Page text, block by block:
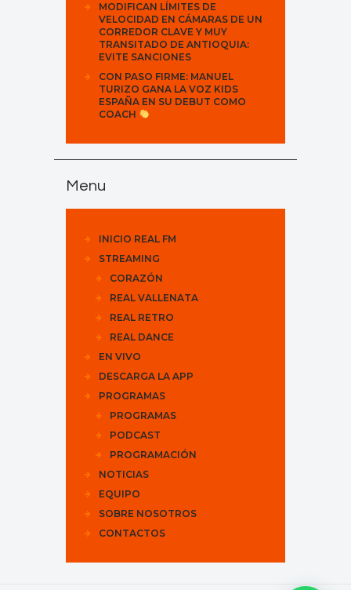
MODIFICAN LÍMITES DE
VELOCIDAD EN CÁMARAS DE UN
CORREDOR CLAVE Y MUY
TRANSITADO DE ANTIOQUIA:
EVITE SANCIONES
CON PASO FIRME: MANUEL
TURIZO GANA LA VOZ KIDS
ESPAÑA EN SU DEBUT COMO
COACH
Menu
INICIO REAL FM
STREAMING
CORAZÓN
REAL VALLENATA
REAL RETRO
REAL DANCE
EN VIVO
DESCARGA LA APP
PROGRAMAS
PROGRAMAS
PODCAST
PROGRAMACIÓN
NOTICIAS
EQUIPO
SOBRE NOSOTROS
CONTACTOS